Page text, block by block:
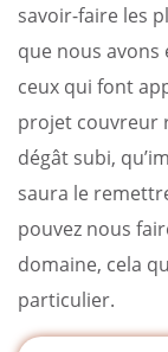
savoir-faire les
que nous avons
ceux qui font
projet couvreur
dégât subi,
saura le
pouvez nous
domaine, cela
particulier.